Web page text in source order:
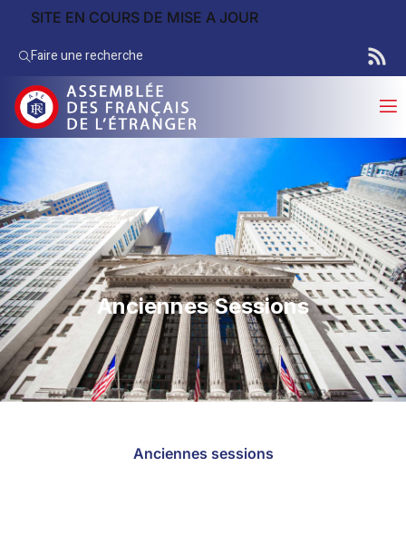
SITE EN COURS DE MISE A JOUR
Faire une recherche
Anciennes Sessions
Anciennes sessions